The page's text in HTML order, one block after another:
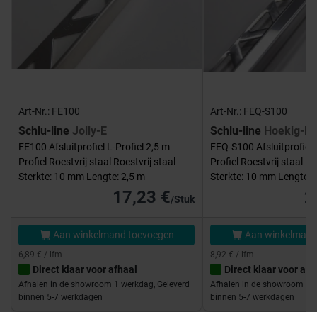
Art-Nr.: FE100
Schlu-line Jolly-E
FE100 Afsluitprofiel L-Profiel 2,5 m
Profiel Roestvrij staal Roestvrij staal
Sterkte: 10 mm Lengte: 2,5 m
17,23 €/Stuk
Aan winkelmand toevoegen
6,89 € / lfm
Direct klaar voor afhaal
Afhalen in de showroom 1 werkdag, Geleverd
binnen 5-7 werkdagen
Art-Nr.: FEQ-S100
Schlu-line Hoekig-E
FEQ-S100 Afsluitprofiel
Profiel Roestvrij staal
Sterkte: 10 mm Lengte:
Aan
8,92 € / lfm
Direct klaar voor
Afhalen in de showroom 1
binnen 5-7 werkdagen